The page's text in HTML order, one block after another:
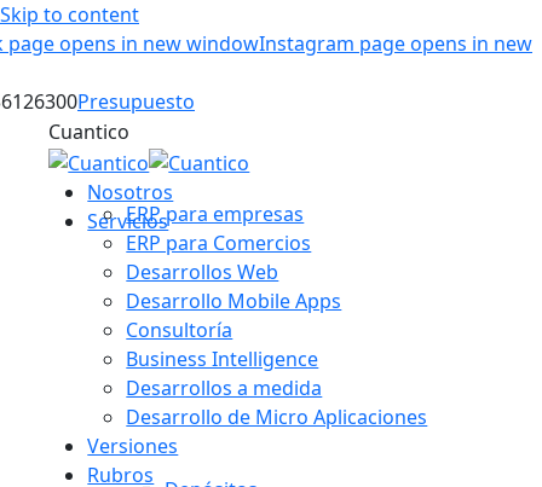
Skip to content
page opens in new windowInstagram page opens in new
Presupuesto
Cuantico
Nosotros
ServiciosERP para empresas
ERP para Comercios
Desarrollos Web
Desarrollo Mobile Apps
Consultoría
Business Intelligence
Desarrollos a medida
Desarrollo de Micro Aplicaciones
Versiones
Rubros